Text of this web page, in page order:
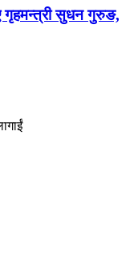
गृहमन्त्री सुधन गुरुङ,